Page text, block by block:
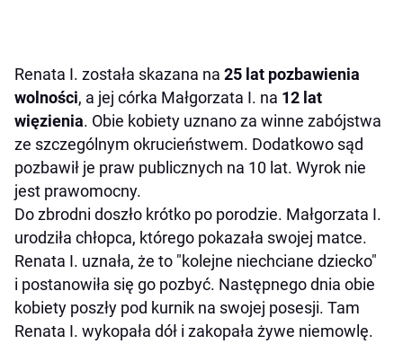
Renata I. została skazana na 25 lat pozbawienia
wolności, a jej córka Małgorzata I. na 12 lat
więzienia. Obie kobiety uznano za winne zabójstwa
ze szczególnym okrucieństwem. Dodatkowo sąd
pozbawił je praw publicznych na 10 lat. Wyrok nie
jest prawomocny.
Do zbrodni doszło krótko po porodzie. Małgorzata I.
urodziła chłopca, którego pokazała swojej matce.
Renata I. uznała, że to "kolejne niechciane dziecko"
i postanowiła się go pozbyć. Następnego dnia obie
kobiety poszły pod kurnik na swojej posesji. Tam
Renata I. wykopała dół i zakopała żywe niemowlę.